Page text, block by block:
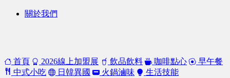
關於我們
首頁 2026線上加盟展 飲品飲料 咖啡點心
早午餐
中式小吃
日韓異國 火鍋滷味
生活技能